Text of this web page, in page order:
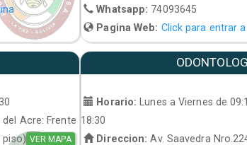
Whatsapp: 74093645
Pagina Web: Click para entrar
del Acre: Frente
piso) VER MAPA
Horario:
Lunes a Viernes de
18:30
Direccion: Av. Saavedra